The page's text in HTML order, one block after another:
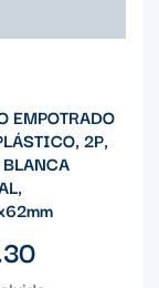
EMPOTRADO
2P,
BLANCA